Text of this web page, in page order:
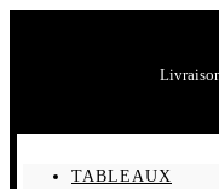
TABLEAUX